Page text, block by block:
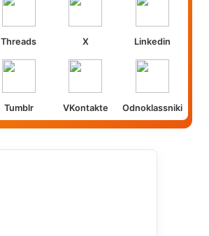
Threads X Linkedin
Tumblr VKontakte Odnoklassniki